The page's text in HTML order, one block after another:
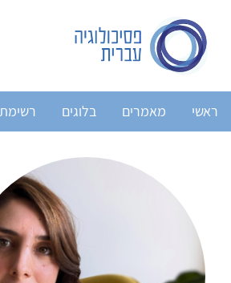
ראשי מאמרים בלוגים